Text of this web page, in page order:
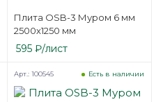
Плита OSB-3 Муром 6 мм
2500х1250 мм
595₽/лист
Есть в наличии
Арт.: 100545